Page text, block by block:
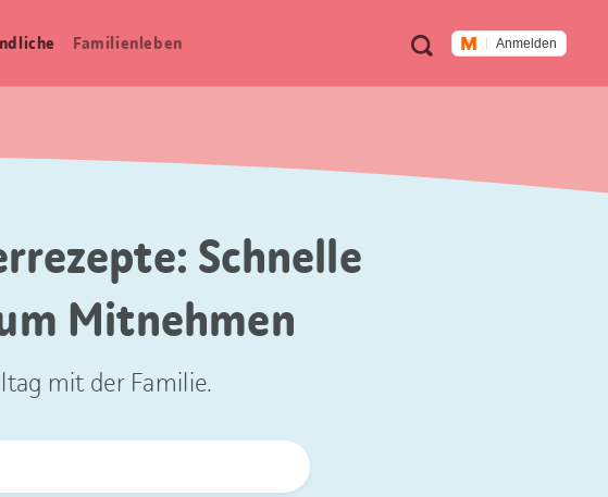
Meta
Navigation
Suche Anmelden
Familien­leben
Schnelle
Mitnehmen
mit der Familie.